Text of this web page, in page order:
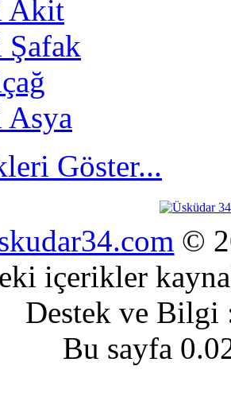
Akit
Şafak
Asya
Göster...
©
içerikler
Destek ve
Bu sayfa